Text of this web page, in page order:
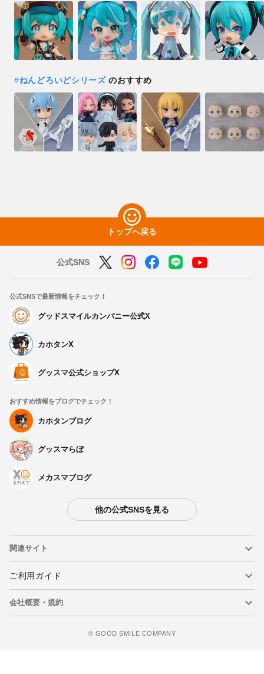
#ねんどろいどシリーズのおすすめ
トップへ戻る
公式SNS
公式SNSで最新情報をチェック！
グッドスマイルカンパニー公式X
カホタンX
グッスマ公式ショップX
おすすめ情報をブログでチェック！
カホタンブログ
グッスマらぼ
メカスマブログ
他の公式SNSを見る
関連サイト
ねんどろいど
ねんどろいどフェイスメーカー
ご利用ガイド
重要なお知らせ
会社概要・規約
©️ GOOD SMILE COMPANY